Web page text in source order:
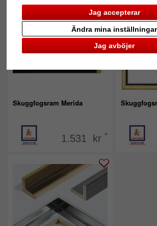
Jag accepterar
Jag avböjer
Ändra mina inställningar
Skuggfogsram Merida
1.531 kr *